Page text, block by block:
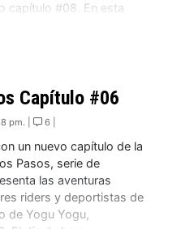
capítulo #08. En esta
Capítulo #06
pm. | 6 |
un nuevo capítulo de la
Pasos, serie de
las aventuras
riders y deportistas de
de Yogu Yogu,